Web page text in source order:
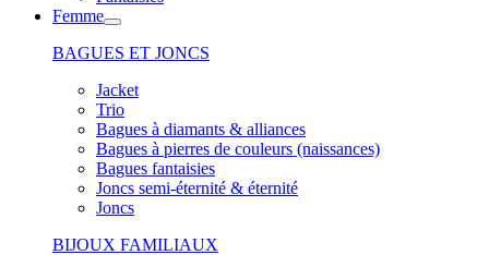
Femme
BAGUES ET JONCS
Jacket
Trio
Bagues à diamants & alliances
Bagues à pierres de couleurs (naissances)
Bagues fantaisies
Joncs semi-éternité & éternité
Joncs
BIJOUX FAMILIAUX